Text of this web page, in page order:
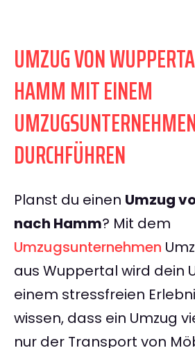
UMZUG VON
HAMM MIT EINEM
DURCHFÜHREN
Planst du einen Umzug
nach Hamm? Mit dem
Umzugsunternehmen
aus Wuppertal wird dein
einem stressfreien
wissen, dass ein Umzug
nur der Transport von